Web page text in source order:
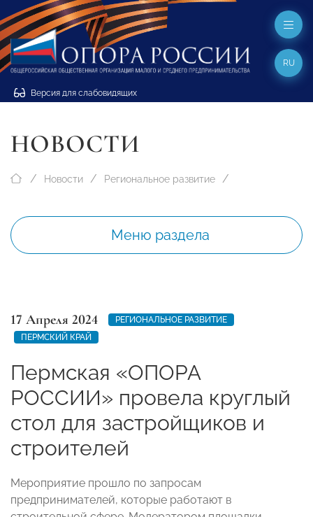
Версия для слабовидящих
RU
НОВОСТИ
Новости Региональное развитие
Меню раздела
17 Апреля 2024
РЕГИОНАЛЬНОЕ РАЗВИТИЕ
ПЕРМСКИЙ КРАЙ
Пермская «ОПОРА
РОССИИ» провела круглый
стол для застройщиков и
строителей
Мероприятие прошло по запросам
предпринимателей, которые работают в